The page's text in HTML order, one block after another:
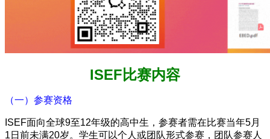
ISEF比赛内容
（一）参赛资格
ISEF面向全球9至12年级的高中生，参赛者需在比赛当年5月
1日前未满20岁。学生可以个人或团队形式参赛，团队参赛人